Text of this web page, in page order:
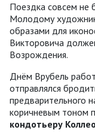
Поездка совсем не
Молодому
образами для
Викторовича
Возрождения.
Днём Врубель
отправлялся
предварительного
коричневым тоном
кондотьеру